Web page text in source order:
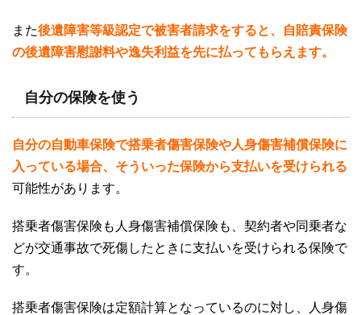
また後遺障害等級認定で被害者請求をすると、自賠責保険
の後遺障害慰謝料や逸失利益を先に払ってもらえます。
自分の保険を使う
自分の自動車保険で搭乗者傷害保険や人身傷害補償保険に
入っている場合、そういった保険から支払いを受けられる
可能性があります。
搭乗者傷害保険も人身傷害補償保険も、契約者や同乗者な
どが交通事故で死傷したときに支払いを受けられる保険で
す。
搭乗者傷害保険は定額計算となっているのに対し、人身傷